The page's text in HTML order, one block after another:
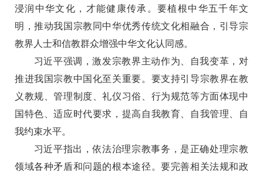
浸润中华文化，才能健康传承。要植根中华五千年文
明，推动我国宗教同中华优秀传统文化相融合，引导宗
教界人士和信教群众增强中华文化认同感。
习近平强调，激发宗教界主动作为、自我变革，对
推进我国宗教中国化至关重要。要支持引导宗教界在教
义教规、管理制度、礼仪习俗、行为规范等方面体现中
国特色、适应时代要求，提高自我教育、自我管理、自
我约束水平。
习近平指出，依法治理宗教事务，是正确处理宗教
领域各种矛盾和问题的根本途径。要完善相关法规和政